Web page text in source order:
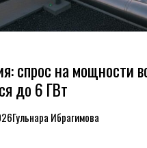
спрос на мощности
до 6 ГВт
Гульнара Ибрагимова